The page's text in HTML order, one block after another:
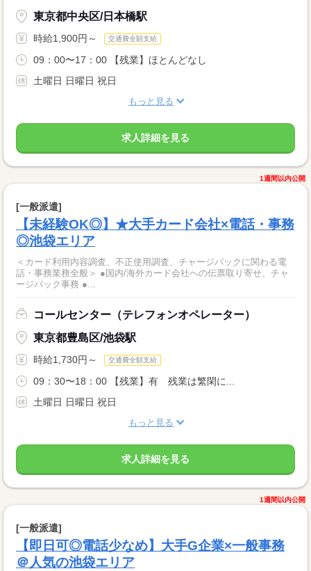
東京都中央区/日本橋駅
時給1,900円～ 交通費全額支給
09：00〜17：00 【残業】ほとんどなし
土曜日 日曜日 祝日
もっと見る
求人詳細を見る
1週間以内公開
[一般派遣]
【未経験OK◎】★大手カード会社×電話・事務
◎池袋エリア
＜カード利用内容調査、不正使用調査、チャージバックに関わる電
話・事務業務全般＞ ●国内/海外カード会社への伝票取り寄せ、チャ
ージバック事務 ●...
コールセンター（テレフォンオペレーター）
東京都豊島区/池袋駅
時給1,730円～ 交通費全額支給
09：30〜18：00 【残業】有 残業は繁閑に...
土曜日 日曜日 祝日
もっと見る
求人詳細を見る
1週間以内公開
[一般派遣]
【即日可◎電話少なめ】大手G企業×一般事務
＠人気の池袋エリア